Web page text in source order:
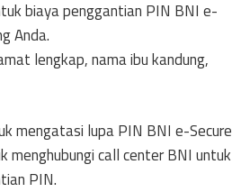
biaya penggantian PIN BNI e-
Anda.
lengkap, nama ibu kandung,
mengatasi lupa PIN BNI e-Secure
menghubungi call center BNI untuk
PIN.